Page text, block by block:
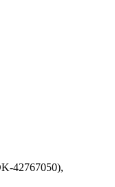
42767050),